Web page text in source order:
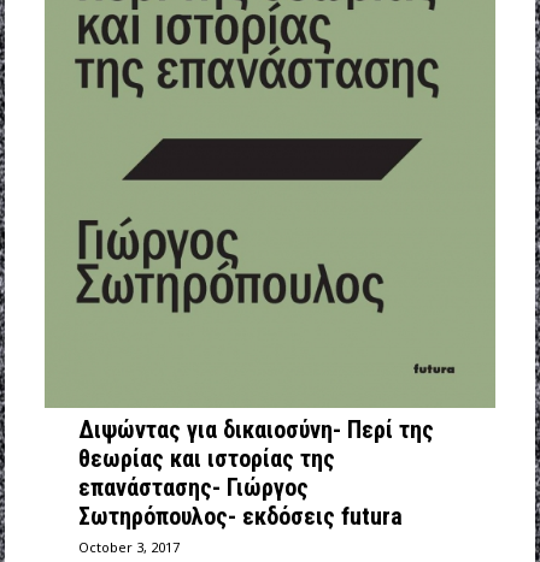
Διψώντας για δικαιοσύνη- Περί της
θεωρίας και ιστορίας της
επανάστασης- Γιώργος
Σωτηρόπουλος- εκδόσεις futura
October 3, 2017